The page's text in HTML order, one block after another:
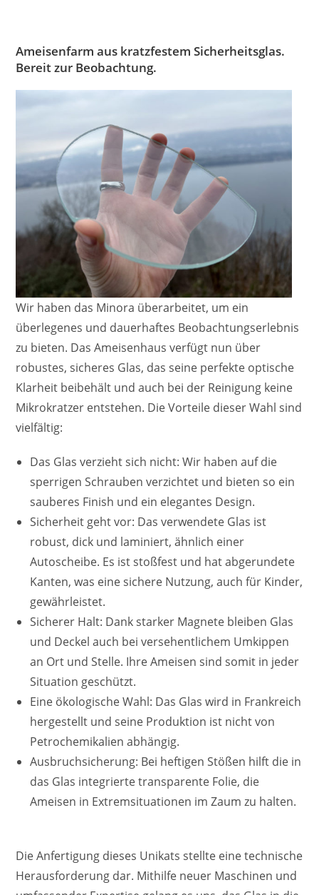
Ameisenfarm aus kratzfestem Sicherheitsglas.
Bereit zur Beobachtung.
Wir haben das Minora überarbeitet, um ein
überlegenes und dauerhaftes Beobachtungserlebnis
zu bieten. Das Ameisenhaus verfügt nun über
robustes, sicheres Glas, das seine perfekte optische
Klarheit beibehält und auch bei der Reinigung keine
Mikrokratzer entstehen. Die Vorteile dieser Wahl sind
vielfältig:
Das Glas verzieht sich nicht: Wir haben auf die
sperrigen Schrauben verzichtet und bieten so ein
sauberes Finish und ein elegantes Design.
Sicherheit geht vor: Das verwendete Glas ist
robust, dick und laminiert, ähnlich einer
Autoscheibe. Es ist stoßfest und hat abgerundete
Kanten, was eine sichere Nutzung, auch für Kinder,
gewährleistet.
Sicherer Halt: Dank starker Magnete bleiben Glas
und Deckel auch bei versehentlichem Umkippen
an Ort und Stelle. Ihre Ameisen sind somit in jeder
Situation geschützt.
Eine ökologische Wahl: Das Glas wird in Frankreich
hergestellt und seine Produktion ist nicht von
Petrochemikalien abhängig.
Ausbruchsicherung: Bei heftigen Stößen hilft die in
das Glas integrierte transparente Folie, die
Ameisen in Extremsituationen im Zaum zu halten.
Die Anfertigung dieses Unikats stellte eine technische
Herausforderung dar. Mithilfe neuer Maschinen und